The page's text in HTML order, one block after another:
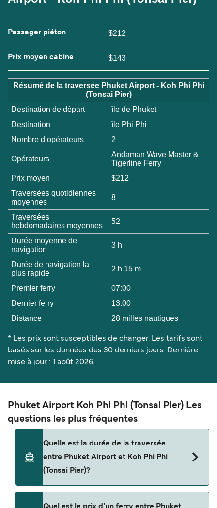
Passager piéton $212
Prix moyen cabine $143
Résumé de la traversée Phuket Airport - Koh Phi Phi
(Tonsai Pier)
Destination de départ
île de Phuket
Destination
île Phi Phi
Nombre d’opérateurs
2
Opérateurs
Andaman Wave Master &
Tigerline Ferry
Prix moyen
$212
Traversées quotidiennes
moyennes
8
Traversées
hebdomadaires moyennes
52
Durée moyenne de
navigation
3 h
Durée de navigation la
plus rapide
2 h 15 m
Premier ferry
07:00
Dernier ferry
13:00
Distance
28 milles nautiques
* Les prix sont susceptibles de changer. Les tarifs sont
basés sur les données des 30 derniers jours. Dernière
mise à jour : 1 août 2026.
Phuket Airport Koh Phi Phi (Tonsai Pier) Les
questions les plus fréquentes
Quelle est la durée de la traversée
entre Phuket Airport et Koh Phi Phi
(Tonsai Pier)?
Quel est le prix d’un ferry entre Phuket